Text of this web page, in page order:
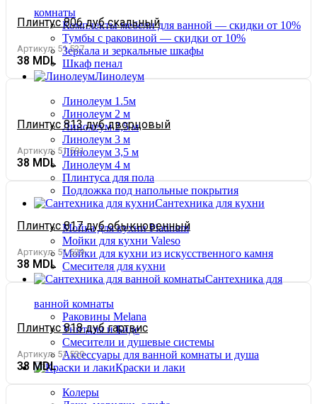
комнаты
Комплекты мебели для ванной — скидки от 10%
Тумбы с раковиной — скидки от 10%
Зеркала и зеркальные шкафы
Шкаф пенал
Линолеум
Линолеум 1.5м
Линолеум 2 м
Линолеум 2,5 м
Линолеум 3 м
Линолеум 3,5 м
Линолеум 4 м
Плинтуса для пола
Подложка под напольные покрытия
Сантехника для кухни
Мойка для кухни Platinum
Мойки для кухни Valeso
Мойки для кухни из искусственного камня
Смесителя для кухни
Сантехника для
ванной комнаты
Раковины Melana
Унитазы и Биде
Смесители и душевые системы
Аксессуары для ванной комнаты и душа
Краски и лаки
Колеры
Плинтус 806 дуб скальный
Артикул: 51.527
38
Плинтус 813 дуб дворцовый
Артикул: 51.591
38
Плинтус 817 дуб обыкновенный
Артикул: 51.529
38
Плинтус 818 дуб гартвис
Артикул: 51.530
38